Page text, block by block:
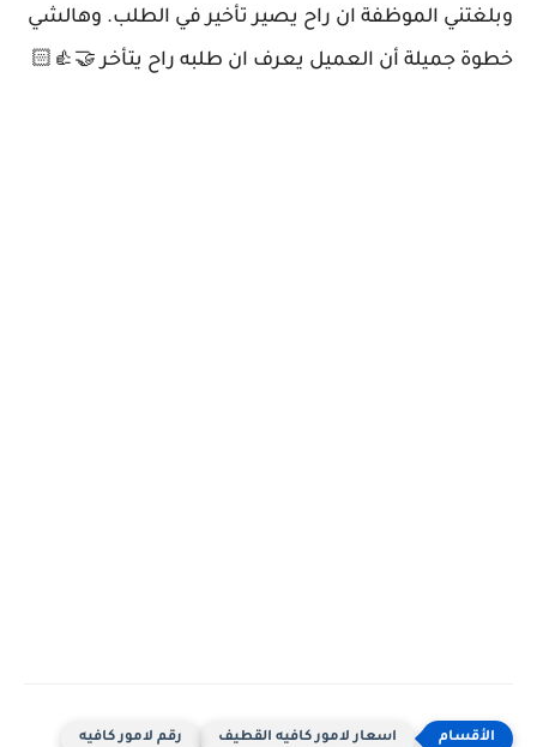
وبلغتني الموظفة ان راح يصير تأخير في الطلب. وهالشي
خطوة جميلة أن العميل يعرف ان طلبه راح يتأخر 🤝👍🏻
اسعار لامور كافيه القطيف رقم لامور كافيه